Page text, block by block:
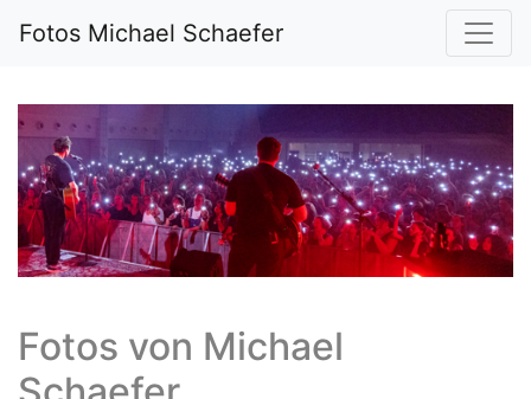
Fotos Michael Schaefer
Fotos von Michael